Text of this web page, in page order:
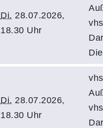
Di. 28.07.2026,
18.30 Uhr
vhs
Di. 28.07.2026,
18.30 Uhr
vhs